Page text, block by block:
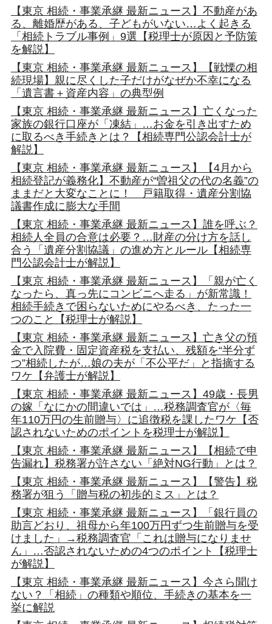
【東京 相続・事業承継 最新ニュース】不動産があ
る、離婚歴がある、子どもがいない…よく起きる
「相続トラブル事例」9選【税理士が原因と予防策
を解説】
【東京 相続・事業承継 最新ニュース】【戦慄の相
続現場】親に尽くした子だけがなぜか不幸になる
「遺言書＋資産内容」の典型例
【東京 相続・事業承継 最新ニュース】亡くなった
家族の銀行口座が「凍結」…お金を引き出すため
に取るべき手続きとは？【相続専門公認会計士が
解説】
【東京 相続・事業承継 最新ニュース】【4月から
相続登記が義務化】不動産が“曽祖父の代の名義”の
ままだと大変なことに！ 戸籍取得・遺産分割協
議書作成に膨大な手間
【東京 相続・事業承継 最新ニュース】誰を呼ぶ？
相続人全員の合意は必要？…財産の分け方を話し
合う「遺産分割協議」の進め方とルール【相続専
門公認会計士が解説】
【東京 相続・事業承継 最新ニュース】「親が亡く
なったら、真っ先にコンビニへ走る」が新常識！
相続手続きで困らないためにやるべき、たった一
つのこと【税理士が解説】
【東京 相続・事業承継 最新ニュース】亡き父の預
金で入院費・固定資産税を支払い、残額を“半分ず
つ”相続したが…娘の夫が「不公平だ」と指摘する
ワケ【弁護士が解説】
【東京 相続・事業承継 最新ニュース】49歳・長男
の嫁「なにかの間違いでは」…税務調査官が〈毎
年110万円の生前贈与〉に追徴税を課したワケ【否
認されないためのポイントを税理士が解説】
【東京 相続・事業承継 最新ニュース】【相続で申
告漏れ】税務署が許さない「絶対NG行動」とは？
【東京 相続・事業承継 最新ニュース】【警告】税
務署が狙う「贈与税の初歩的ミス」とは？
【東京 相続・事業承継 最新ニュース】「銀行員の
助言どおり、祖母から年100万円ずつ生前贈与を受
けました」→税務調査官「これは贈与になりませ
ん」…否認されないための4つのポイント【税理士
が解説】
【東京 相続・事業承継 最新ニュース】今さら聞け
ない？「相続」の種類や順位、手続きの基本を一
挙に解説